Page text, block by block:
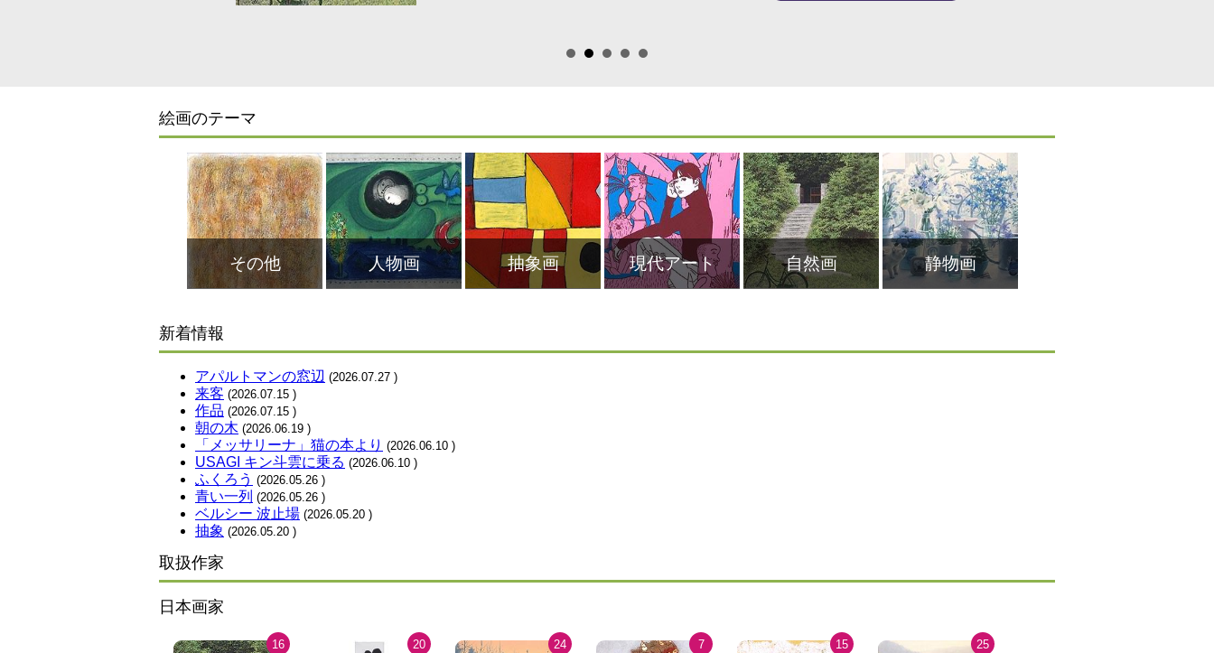
絵画のテーマ
その他 人物画 抽象画 現代アート 自然画 静物画
新着情報
アパルトマンの窓辺 (2026.07.27 )
来客 (2026.07.15 )
作品 (2026.07.15 )
朝の木 (2026.06.19 )
「メッサリーナ」猫の本より (2026.06.10 )
USAGI キン斗雲に乗る (2026.06.10 )
ふくろう (2026.05.26 )
青い一列 (2026.05.26 )
ベルシー 波止場 (2026.05.20 )
抽象 (2026.05.20 )
取扱作家
日本画家
16 20 24 7 15 25